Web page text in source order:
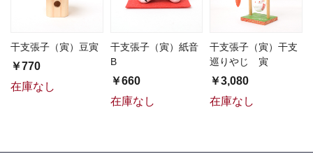
干支張子（寅）豆寅
￥770
在庫なし
干支張子（寅）紙音
B
￥660
在庫なし
干支張子（寅）干支
巡りやじ 寅
￥3,080
在庫なし